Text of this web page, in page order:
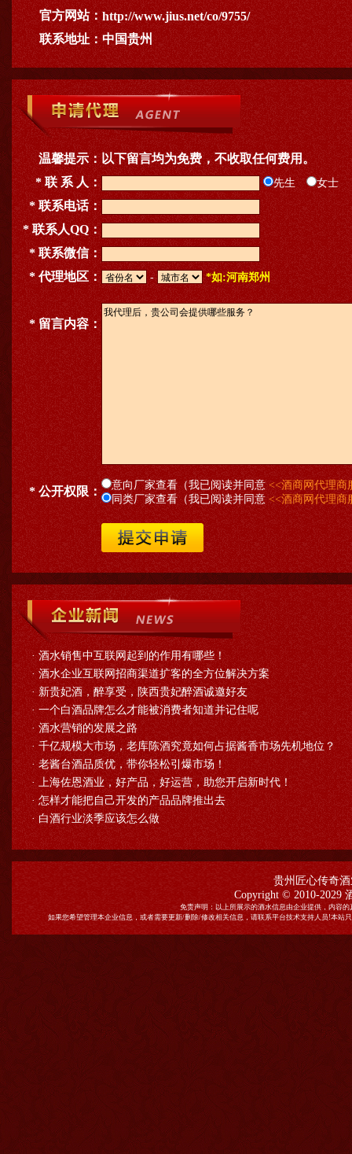
官方网站： http://www.jius.net/co/9755/
联系地址： 中国贵州
温馨提示： 以下留言均为免费，不收取任何费用。
* 联 系 人：
先生 女士
* 联系电话：
* 联系人QQ：
* 联系微信：
* 代理地区：
- *如:河南郑州
* 留言内容：
* 公开权限： 意向厂家查看（我已阅读并同意 <<酒商网代理商
同类厂家查看（我已阅读并同意 <<酒商网代理商
· 酒水销售中互联网起到的作用有哪些！
· 酒水企业互联网招商渠道扩客的全方位解决方案
· 新贵妃酒，醉享受，陕西贵妃醉酒诚邀好友
· 一个白酒品牌怎么才能被消费者知道并记住呢
· 酒水营销的发展之路
· 千亿规模大市场，老库陈酒究竟如何占据酱香市场先机地位？
· 老酱台酒品质优，带你轻松引爆市场！
· 上海佐恩酒业，好产品，好运营，助您开启新时代！
· 怎样才能把自己开发的产品品牌推出去
· 白酒行业淡季应该怎么做
贵州匠心传奇
Copyright © 2010-2029
免责声明：以上所展示的酒水信息由企业提供，内容
如果您希望管理本企业信息，或者需要更新/删除/修改相关信息，请联系平台技术支持人员!本